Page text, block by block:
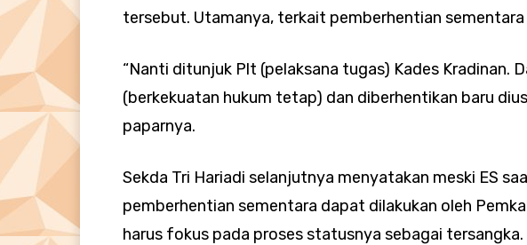
tersebut. Utamanya, terkait pemberhentian sementara
“Nanti ditunjuk Plt (pelaksana tugas) Kades Kradinan.
(berkekuatan hukum tetap) dan diberhentikan baru
paparnya.
Sekda Tri Hariadi selanjutnya menyatakan meski ES
pemberhentian sementara dapat dilakukan oleh
harus fokus pada proses statusnya sebagai